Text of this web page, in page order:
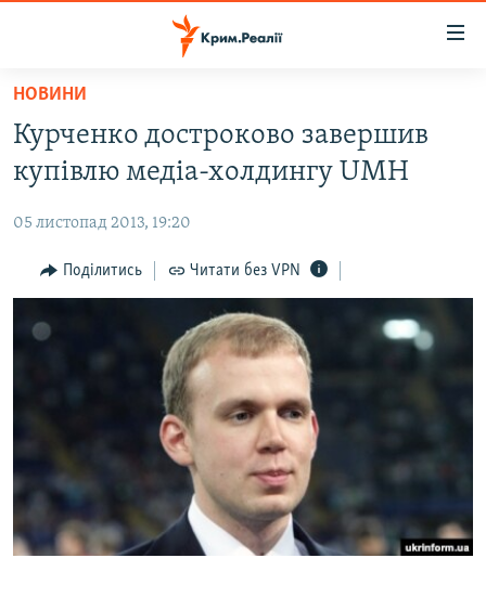
Перейти
основного
матеріалу
Перейти
до
навігації
Перейти
ВОДА.КРИМ
ВІДЕО ТА ФОТО
ПОЛІТИКА
БЛОГИ
СВІДЧЕННЯ ОКУПАЦІЇ
ЯК ОБІЙТИ БЛОКУВАННЯ
Русский
Qırımtatar
НОВИНИ
Курченко достроково завершив
купівлю медіа-холдингу UMH
05 листопад 2013, 19:20
Поділитись Читати без VPN